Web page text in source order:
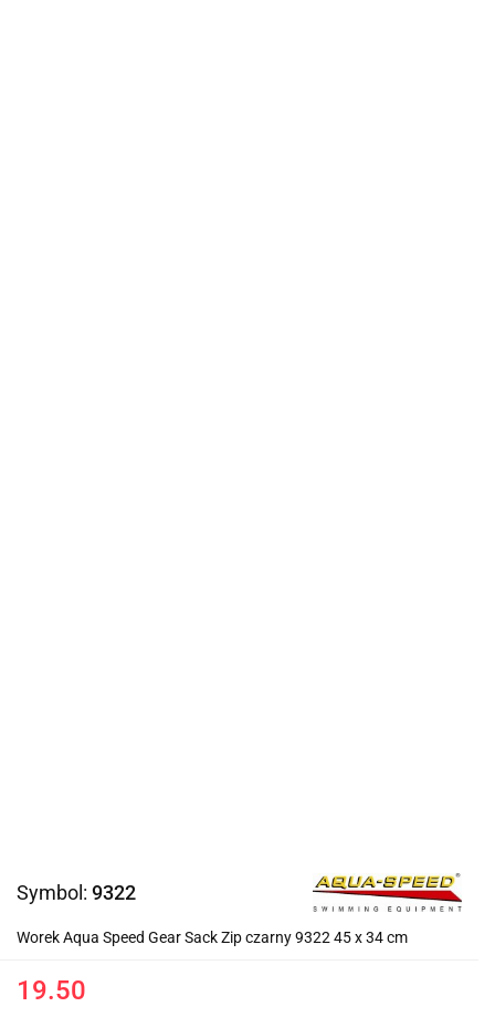
Symbol: 9322
Worek Aqua Speed Gear Sack Zip czarny 9322 45 x 34 cm
19.50